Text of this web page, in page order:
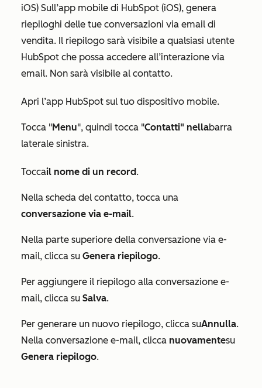
iOS) Sull’app mobile di HubSpot (iOS), genera
riepiloghi delle tue conversazioni via email di
vendita. Il riepilogo sarà visibile a qualsiasi utente
HubSpot che possa accedere all’interazione via
email. Non sarà visibile al contatto.
Apri l’app HubSpot sul tuo dispositivo mobile.
Tocca "Menu", quindi tocca "Contatti" nellabarra
laterale sinistra.
Toccail nome di un record.
Nella scheda del contatto, tocca una
conversazione via e-mail.
Nella parte superiore della conversazione via e-
mail, clicca su Genera riepilogo.
Per aggiungere il riepilogo alla conversazione e-
mail, clicca su Salva.
Per generare un nuovo riepilogo, clicca suAnnulla.
Nella conversazione e-mail, clicca nuovamentesu
Genera riepilogo.